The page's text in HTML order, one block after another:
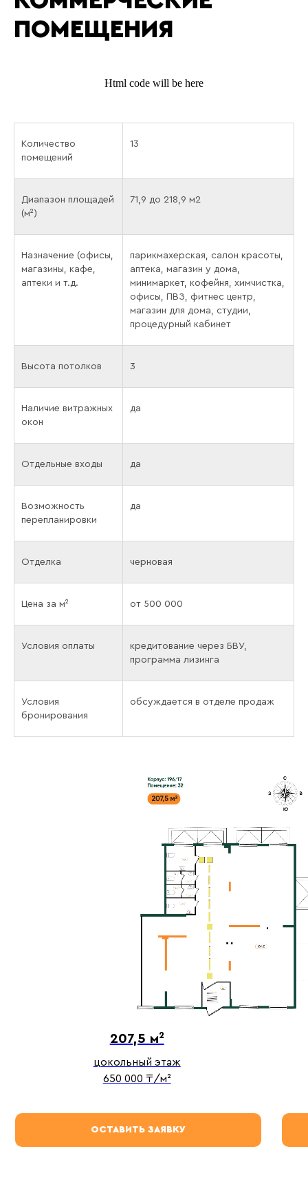
ПОМЕЩЕНИЯ
Html code will be here
Количество
помещений
13
Диапазон площадей
(м²)
71,9 до 218,9 м2
Назначение (офисы,
магазины, кафе,
аптеки и т.д.
парикмахерская, салон красоты,
аптека, магазин у дома,
минимаркет, кофейня, химчистка,
офисы, ПВЗ, фитнес центр,
магазин для дома, студии,
процедурный кабинет
Высота потолков 3
Наличие витражных
окон
да
Отдельные входы да
Возможность
перепланировки
да
Отделка черновая
Цена за м² от 500 000
Условия оплаты
кредитование через БВУ,
программа лизинга
Условия
бронирования
обсуждается в отделе продаж
207,5 м²
цокольный этаж
650 000 ₸/м²
ОСТАВИТЬ ЗАЯВКУ